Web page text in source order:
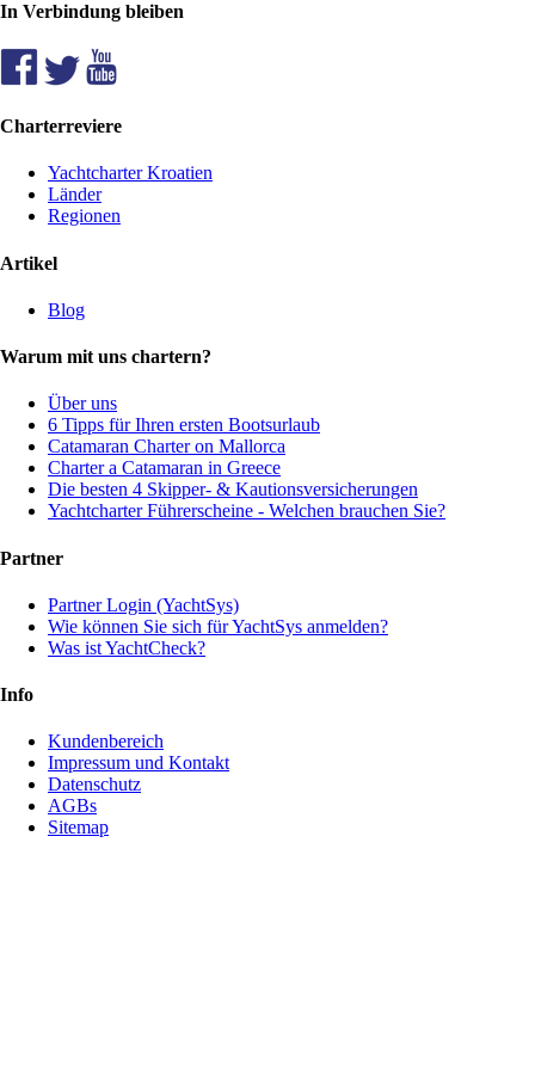
In Verbindung bleiben
Charterreviere
Yachtcharter Kroatien
Länder
Regionen
Artikel
Blog
Warum mit uns chartern?
Über uns
6 Tipps für Ihren ersten Bootsurlaub
Catamaran Charter on Mallorca
Charter a Catamaran in Greece
Die besten 4 Skipper- & Kautionsversicherungen
Yachtcharter Führerscheine - Welchen brauchen Sie?
Partner
Partner Login (YachtSys)
Wie können Sie sich für YachtSys anmelden?
Was ist YachtCheck?
Info
Kundenbereich
Impressum und Kontakt
Datenschutz
AGBs
Sitemap